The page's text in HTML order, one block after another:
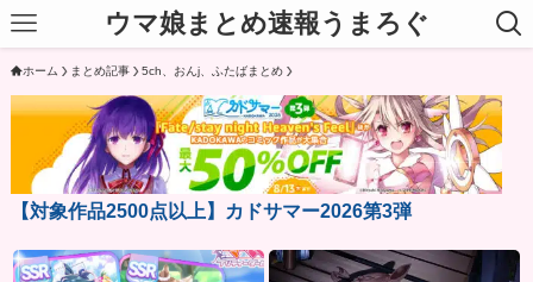
ウマ娘まとめ速報うまろぐ
ホーム まとめ記事 5ch、おんj、ふたばまとめ
【対象作品2500点以上】カドサマー2026第3弾